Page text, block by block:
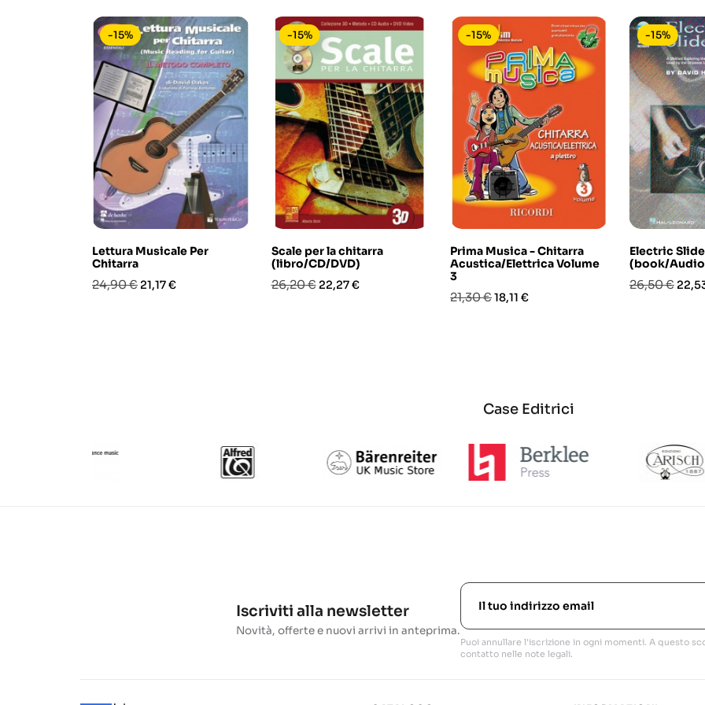
Lettura Musicale Per
Chitarra
Prezzo
24,90 € Prezzo
21,17 €
-15%
Scale per la chitarra
(libro/CD/DVD)
Prezzo
26,20 € Prezzo
22,27 €
-15%
Prima Musica - Chitarra
Acustica/Elettrica Volume
3
Prezzo
21,30 €Prezzo
18,11 €
-15%
Electric
(book/Audio
Prezzo
26,50 €
-15%
Case Editrici
Iscriviti alla newsletter
Novità, offerte e nuovi arrivi in anteprima.
Puoi annullare l'iscrizione in ogni momenti. A questo
contatto nelle note legali.